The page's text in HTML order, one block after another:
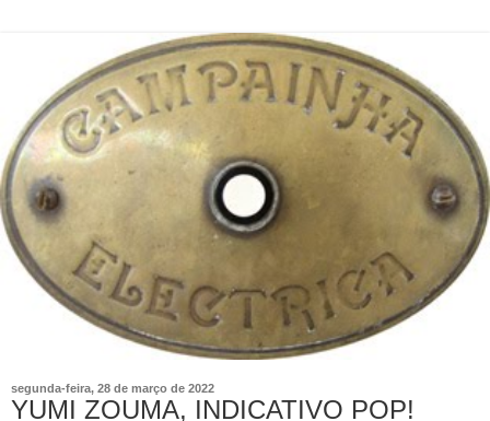
segunda-feira, 28 de março de 2022
YUMI ZOUMA, INDICATIVO POP!